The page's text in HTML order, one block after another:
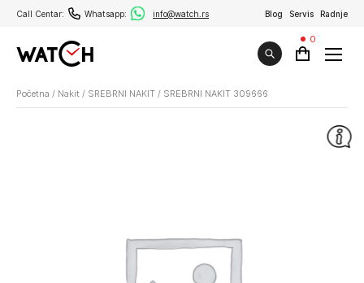
Call Centar: Whatsapp: info@watch.rs Blog Servis Radnje
0
Početna / Nakit / SREBRNI NAKIT / SREBRNI NAKIT 309666